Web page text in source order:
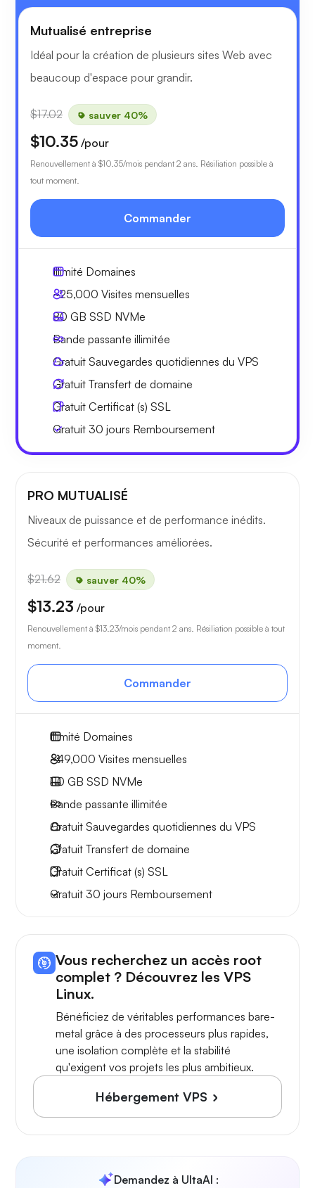
Mutualisé entreprise
Idéal pour la création de plusieurs sites Web avec
beaucoup d'espace pour grandir.
$17.02 sauver 40%
$10.35 /pour
Renouvellement à $10.35/mois pendant 2 ans. Résiliation possible à
tout moment.
Commander
Illimité Domaines
~25,000 Visites mensuelles
80 GB SSD NVMe
Bande passante illimitée
Gratuit Sauvegardes quotidiennes du VPS
Gratuit Transfert de domaine
Gratuit Certificat (s) SSL
Gratuit 30 jours Remboursement
PRO MUTUALISÉ
Niveaux de puissance et de performance inédits.
Sécurité et performances améliorées.
$21.62 sauver 40%
$13.23 /pour
Renouvellement à $13.23/mois pendant 2 ans. Résiliation possible à tout
moment.
Commander
Illimité Domaines
~49,000 Visites mensuelles
110 GB SSD NVMe
Bande passante illimitée
Gratuit Sauvegardes quotidiennes du VPS
Gratuit Transfert de domaine
Gratuit Certificat (s) SSL
Gratuit 30 jours Remboursement
Vous recherchez un accès root
complet ? Découvrez les VPS
Linux.
Bénéficiez de véritables performances bare-
metal grâce à des processeurs plus rapides,
une isolation complète et la stabilité
qu'exigent vos projets les plus ambitieux.
Hébergement VPS
Demandez à UltaAI :